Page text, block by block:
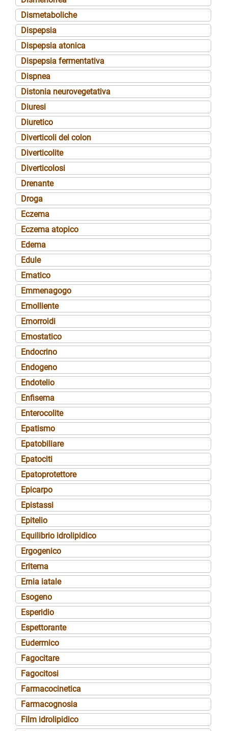
Dismetaboliche
Dispepsia
Dispepsia atonica
Dispepsia fermentativa
Dispnea
Distonia neurovegetativa
Diuresi
Diuretico
Diverticoli del colon
Diverticolite
Diverticolosi
Drenante
Droga
Eczema
Eczema atopico
Edema
Edule
Ematico
Emmenagogo
Emolliente
Emorroidi
Emostatico
Endocrino
Endogeno
Endotelio
Enfisema
Enterocolite
Epatismo
Epatobiliare
Epatociti
Epatoprotettore
Epicarpo
Epistassi
Epitelio
Equilibrio idrolipidico
Ergogenico
Eritema
Ernia iatale
Esogeno
Esperidio
Espettorante
Eudermico
Fagocitare
Fagocitosi
Farmacocinetica
Farmacognosia
Film idrolipidico